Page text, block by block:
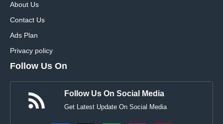
About Us
Contact Us
Ads Plan
Privacy policy
Follow Us On
Follow Us On Social Media
Get Latest Update On Social Media